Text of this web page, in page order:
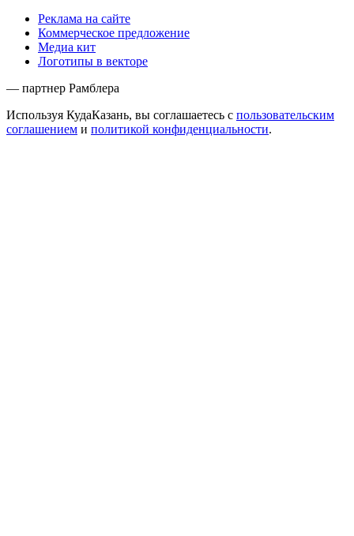
Реклама на сайте
Коммерческое предложение
Медиа кит
Логотипы в векторе
— партнер Рамблера
Используя КудаКазань, вы соглашаетесь с пользовательским
соглашением и политикой конфиденциальности.